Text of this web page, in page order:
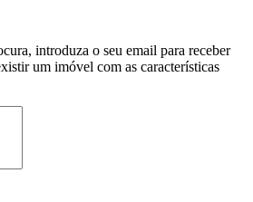
introduza o seu email para receber
um imóvel com as características